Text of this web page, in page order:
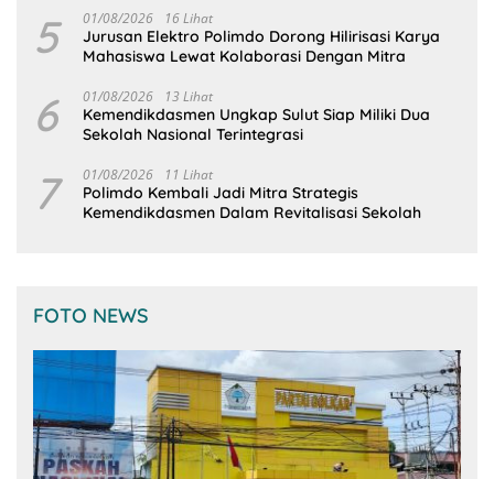
5 01/08/2026 16 Lihat
Jurusan Elektro Polimdo Dorong Hilirisasi Karya
Mahasiswa Lewat Kolaborasi Dengan Mitra
6 01/08/2026 13 Lihat
Kemendikdasmen Ungkap Sulut Siap Miliki Dua
Sekolah Nasional Terintegrasi
7 01/08/2026 11 Lihat
Polimdo Kembali Jadi Mitra Strategis
Kemendikdasmen Dalam Revitalisasi Sekolah
FOTO NEWS